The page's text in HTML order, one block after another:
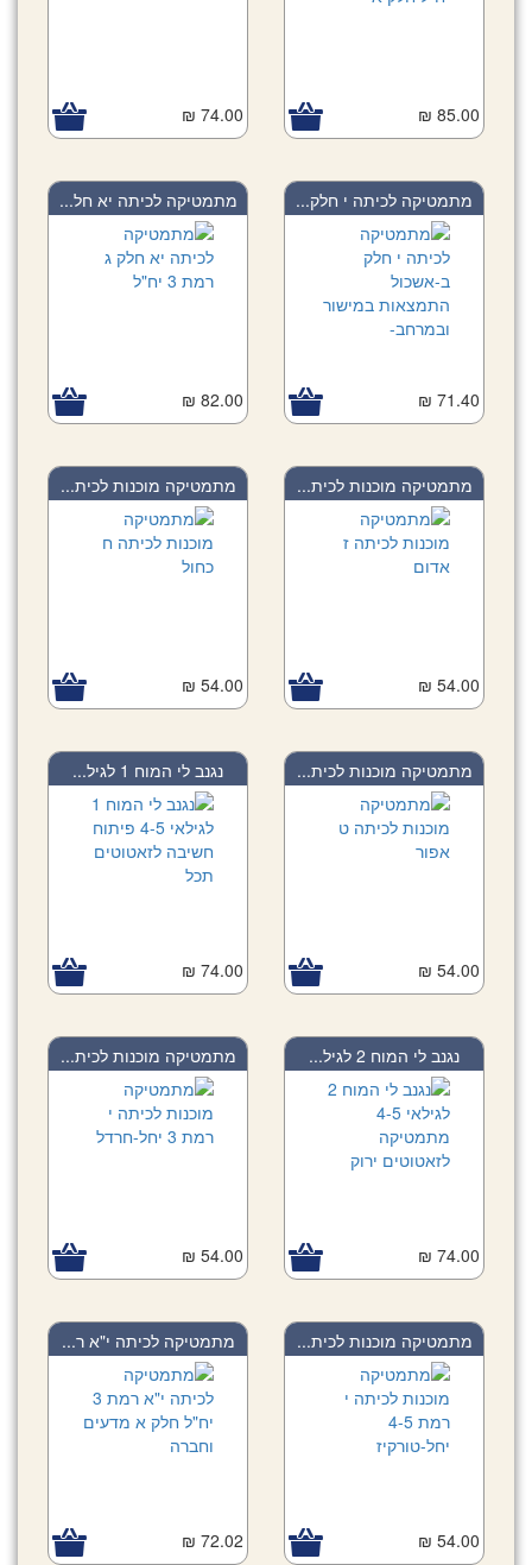
85.00 ₪
74.00 ₪
מתמטיקה לכיתה י חלק...
71.40 ₪
מתמטיקה לכיתה יא חל...
82.00 ₪
מתמטיקה מוכנות לכית...
54.00 ₪
מתמטיקה מוכנות לכית...
54.00 ₪
מתמטיקה מוכנות לכית...
54.00 ₪
נגנב לי המוח 1 לגיל...
74.00 ₪
נגנב לי המוח 2 לגיל...
74.00 ₪
מתמטיקה מוכנות לכית...
54.00 ₪
מתמטיקה מוכנות לכית...
54.00 ₪
מתמטיקה לכיתה י"א ר...
72.02 ₪